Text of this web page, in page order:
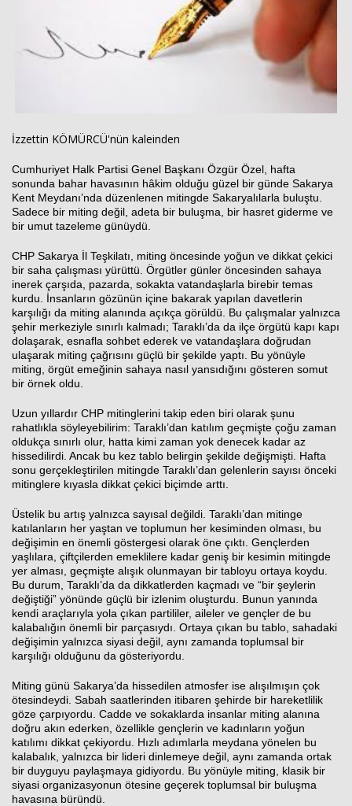
İzzettin KÖMÜRCÜ'nün kaleinden
Cumhuriyet Halk Partisi Genel Başkanı Özgür Özel, hafta
sonunda bahar havasının hâkim olduğu güzel bir günde Sakarya
Kent Meydanı’nda düzenlenen mitingde Sakaryalılarla buluştu.
Sadece bir miting değil, adeta bir buluşma, bir hasret giderme ve
bir umut tazeleme günüydü.
CHP Sakarya İl Teşkilatı, miting öncesinde yoğun ve dikkat çekici
bir saha çalışması yürüttü. Örgütler günler öncesinden sahaya
inerek çarşıda, pazarda, sokakta vatandaşlarla birebir temas
kurdu. İnsanların gözünün içine bakarak yapılan davetlerin
karşılığı da miting alanında açıkça görüldü. Bu çalışmalar yalnızca
şehir merkeziyle sınırlı kalmadı; Taraklı’da da ilçe örgütü kapı kapı
dolaşarak, esnafla sohbet ederek ve vatandaşlara doğrudan
ulaşarak miting çağrısını güçlü bir şekilde yaptı. Bu yönüyle
miting, örgüt emeğinin sahaya nasıl yansıdığını gösteren somut
bir örnek oldu.
Uzun yıllardır CHP mitinglerini takip eden biri olarak şunu
rahatlıkla söyleyebilirim: Taraklı’dan katılım geçmişte çoğu zaman
oldukça sınırlı olur, hatta kimi zaman yok denecek kadar az
hissedilirdi. Ancak bu kez tablo belirgin şekilde değişmişti. Hafta
sonu gerçekleştirilen mitingde Taraklı’dan gelenlerin sayısı önceki
mitinglere kıyasla dikkat çekici biçimde arttı.
Üstelik bu artış yalnızca sayısal değildi. Taraklı’dan mitinge
katılanların her yaştan ve toplumun her kesiminden olması, bu
değişimin en önemli göstergesi olarak öne çıktı. Gençlerden
yaşlılara, çiftçilerden emeklilere kadar geniş bir kesimin mitingde
yer alması, geçmişte alışık olunmayan bir tabloyu ortaya koydu.
Bu durum, Taraklı’da da dikkatlerden kaçmadı ve “bir şeylerin
değiştiği” yönünde güçlü bir izlenim oluşturdu. Bunun yanında
kendi araçlarıyla yola çıkan partililer, aileler ve gençler de bu
kalabalığın önemli bir parçasıydı. Ortaya çıkan bu tablo, sahadaki
değişimin yalnızca siyasi değil, aynı zamanda toplumsal bir
karşılığı olduğunu da gösteriyordu.
Miting günü Sakarya’da hissedilen atmosfer ise alışılmışın çok
ötesindeydi. Sabah saatlerinden itibaren şehirde bir hareketlilik
göze çarpıyordu. Cadde ve sokaklarda insanlar miting alanına
doğru akın ederken, özellikle gençlerin ve kadınların yoğun
katılımı dikkat çekiyordu. Hızlı adımlarla meydana yönelen bu
kalabalık, yalnızca bir lideri dinlemeye değil, aynı zamanda ortak
bir duyguyu paylaşmaya gidiyordu. Bu yönüyle miting, klasik bir
siyasi organizasyonun ötesine geçerek toplumsal bir buluşma
havasına büründü.